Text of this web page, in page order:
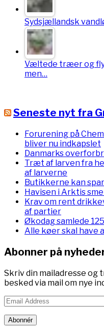
Sydsjællandsk
Væltede træer og
men…
Seneste nyt fra
Forurening på
bliver nu indkapslet
Danmarks
Træt af larven fra
af larverne
Butikkerne kan
Havisen i Arktis
Krav om rent
af partier
Økodag samlede
Alle køer skal have
Abonner på
Skriv din mailadresse og
besked via mail om nye
Email
Address
Abonnér